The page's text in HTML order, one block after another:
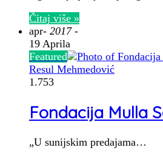
Čitaj više »
apr- 2017 -
19 Aprila
Featured
Resul Mehmedović
1.753
Fondacija Mulla
„U sunijskim predajama…